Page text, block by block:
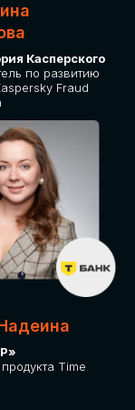
Касперского
по развитию
Fraud
Time